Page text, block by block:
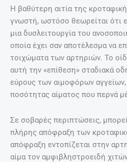
Η βαθύτερη αιτία της
γνωστή, ωστόσο θεωρείται ότι
μια δυσλειτουργία του
οποία έχει σαν αποτέλεσμα να
τοιχώματα των αρτηριών. Το
αυτή την «επίθεση» σταδιακά
εύρους των αιμοφόρων
ποσότητας αίματος που περνά
Σε σοβαρές περιπτώσεις,
πλήρης απόφραξη των
απόφραξη εντοπίζεται στην
αίμα τον αμφιβληστροειδή